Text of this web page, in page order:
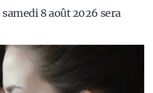
8 août 2026 sera